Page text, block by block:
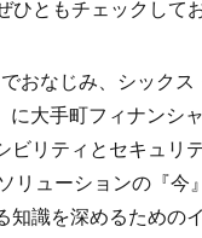
ともチェックして
おなじみ、シック
に大手町フィナンシ
ビリティとセキュリ
リューションの『
識を深めるための